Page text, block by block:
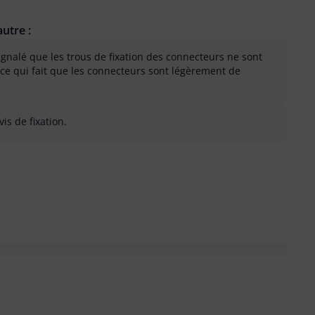
:
que les trous de fixation des connecteurs ne sont
qui fait que les connecteurs sont légèrement de
de fixation.
inutile